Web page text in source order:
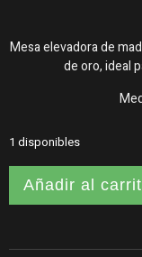
Mesa elevadora de
de oro, ideal
1 disponibles
Añadir al